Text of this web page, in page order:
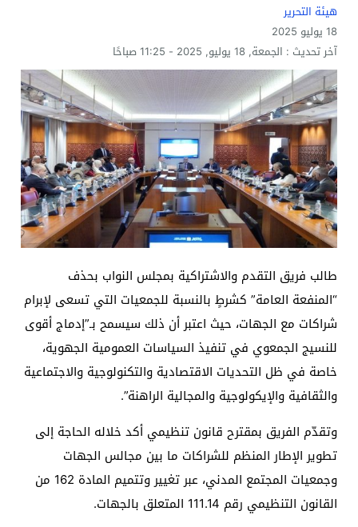
هيئة التحرير
18 يوليو 2025
آخر تحديث : الجمعة, 18 يوليو, 2025 - 11:25 صباحًا
طالب فريق التقدم والاشتراكية بمجلس النواب بحذف
“المنفعة العامة” كشرطٍ بالنسبة للجمعيات التي تسعى لإبرام
شراكات مع الجهات، حيث اعتبر أن ذلك سيسمح بـ”إدماج أقوى
للنسيج الجمعوي في تنفيذ السياسات العمومية الجهوية،
خاصة في ظل التحديات الاقتصادية والتكنولوجية والاجتماعية
والثقافية والإيكولوجية والمجالية الراهنة”.
وتقدّم الفريق بمقترح قانون تنظيمي أكد خلاله الحاجة إلى
تطوير الإطار المنظم للشراكات ما بين مجالس الجهات
وجمعيات المجتمع المدني، عبر تغيير وتتميم المادة 162 من
القانون التنظيمي رقم 111.14 المتعلق بالجهات.